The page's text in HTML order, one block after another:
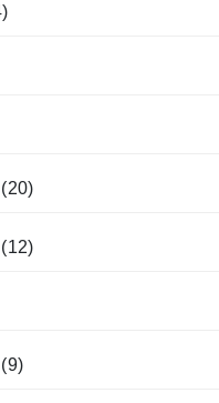
(20)
(12)
(9)